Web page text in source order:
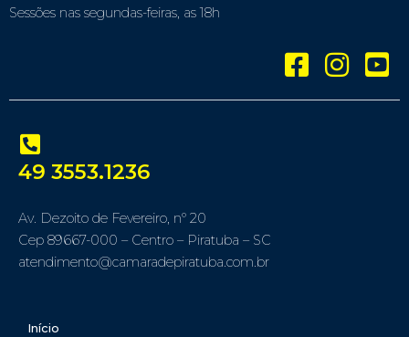
Sessões nas segundas-feiras, as 18h
49 3553.1236
Av. Dezoito de Fevereiro, nº 20
Cep 89667-000 – Centro – Piratuba – SC
atendimento@camaradepiratuba.com.br
Início